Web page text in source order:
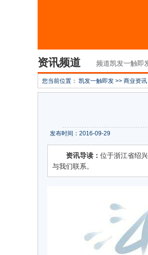
资讯频道 频道凯发一触即
您当前位置： 凯发一触即发 >> 商业资讯
发布时间：2016-09-29
资讯导读： 位于浙江省绍
与我们联系。